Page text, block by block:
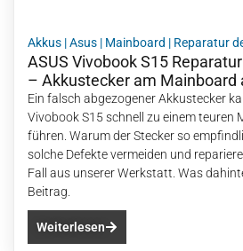
Akkus |Asus | Mainboard | Reparatur
ASUS Vivobook S15
– Akkustecker am Mainboard
Ein falsch abgezogener Akkustecker
Vivobook S15 schnell zu einem teuren
führen. Warum der Stecker so
solche Defekte vermeiden und
Fall aus unserer Werkstatt. Was
Beitrag.
Weiterlesen